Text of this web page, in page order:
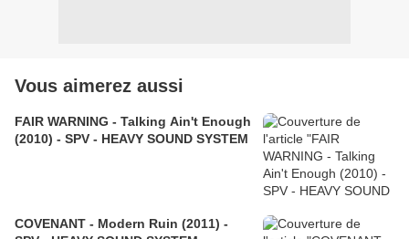
Vous aimerez aussi
FAIR WARNING - Talking Ain't Enough
(2010) - SPV - HEAVY SOUND SYSTEM
COVENANT - Modern Ruin (2011) -